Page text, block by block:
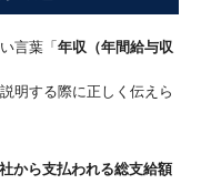
言葉「年収（年間給与収
明する際に正しく伝えら
から支払われる総支給額